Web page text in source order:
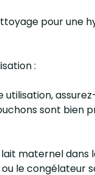
pour une
:
utilisation,
sont bien
maternel dans
le congélateur